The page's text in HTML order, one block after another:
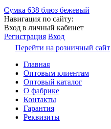
Сумка 638 блюз бежевый
Навигация по сайту:
Вход в личный кабинет
Регистрация Вход
Перейти на розничный сайт
Главная
Оптовым клиентам
Оптовый каталог
О фабрике
Контакты
Гарантия
Реквизиты